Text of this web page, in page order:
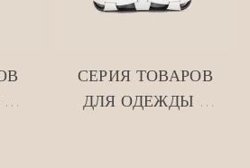
СЕРИЯ ТОВАРОВ
ДЛЯ ОДЕЖДЫ •